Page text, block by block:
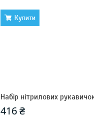
Купити
Набір нітрилових
416 ₴